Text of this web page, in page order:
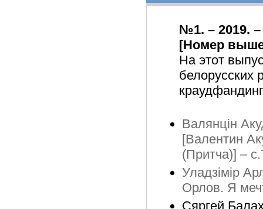
№1. – 2019. –
[Номер
На этот
белорусских
Валянцін
[Валентин
(Притча)] –
Уладзімір
Орлов. Я
Сяргей